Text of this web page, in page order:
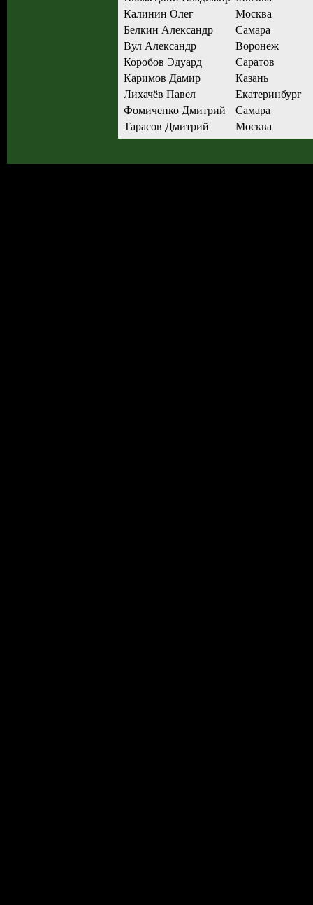
Калинин Олег
Москва
Белкин Александр
Самара
Вул Александр
Воронеж
Коробов Эдуард
Саратов
Каримов Дамир
Казань
Лихачёв Павел
Екатеринбург
Фомиченко Дмитрий
Самара
Тарасов Дмитрий
Москва